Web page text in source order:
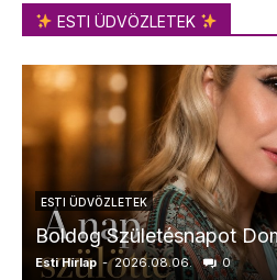
ESTI ÜDVÖZLETEK
ESTI ÜDVÖZLETEK
Boldog Születésnapot
Esti Hírlap - 2026.08.06. 0